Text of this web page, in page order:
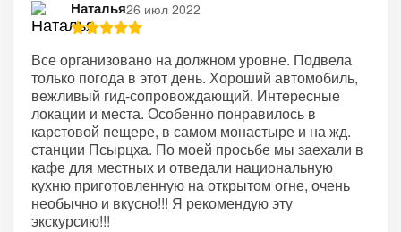
Наталья26 июл 2022
Все организовано на должном уровне. Подвела
только погода в этот день. Хороший автомобиль,
вежливый гид-сопровождающий. Интересные
локации и места. Особенно понравилось в
карстовой пещере, в самом монастыре и на жд.
станции Псырцха. По моей просьбе мы заехали в
кафе для местных и отведали национальную
кухню приготовленную на открытом огне, очень
необычно и вкусно!!! Я рекомендую эту
экскурсию!!!